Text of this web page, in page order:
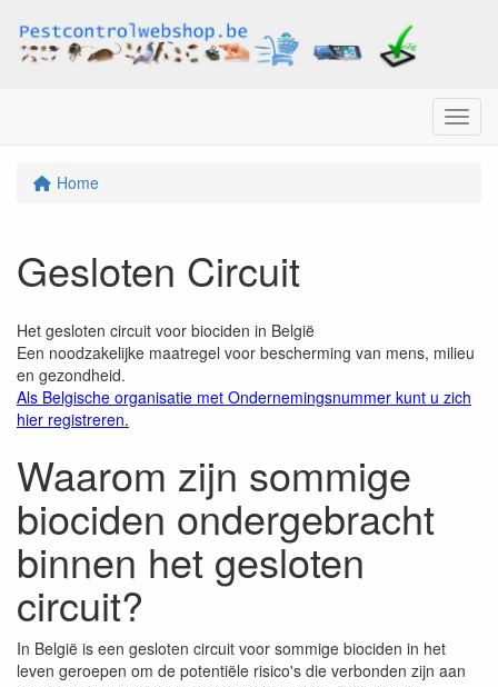
Menu
Home
Gesloten Circuit
Het gesloten circuit voor biociden in België
Een noodzakelijke maatregel voor bescherming van mens, milieu
en gezondheid.
Als Belgische organisatie met Ondernemingsnummer kunt u zich
hier registreren.
Waarom zijn sommige
biociden ondergebracht
binnen het gesloten
circuit?
In België is een gesloten circuit voor sommige biociden in het
leven geroepen om de potentiële risico's die verbonden zijn aan